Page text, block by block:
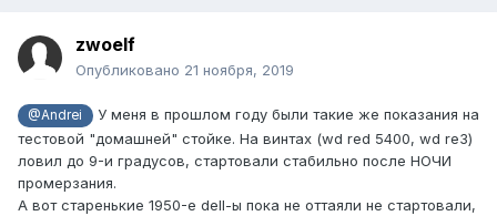
zwoelf
Опубликовано 21 ноября, 2019
@Andrei
У меня в прошлом году были такие же показания на
тестовой "домашней" стойке. На винтах (wd red 5400, wd re3)
ловил до 9-и градусов, стартовали стабильно после НОЧИ
промерзания.
А вот старенькие 1950-е dell-ы пока не оттаяли не стартовали,